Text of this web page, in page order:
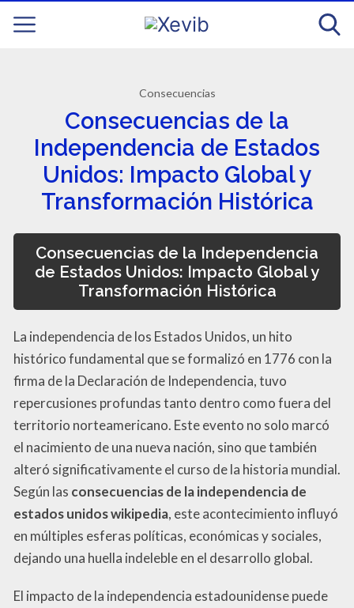
Consecuencias
Consecuencias de la
Independencia de Estados
Unidos: Impacto Global y
Transformación Histórica
Consecuencias de la Independencia
de Estados Unidos: Impacto Global y
Transformación Histórica
La independencia de los Estados Unidos, un hito
histórico fundamental que se formalizó en 1776 con la
firma de la Declaración de Independencia, tuvo
repercusiones profundas tanto dentro como fuera del
territorio norteamericano. Este evento no solo marcó
el nacimiento de una nueva nación, sino que también
alteró significativamente el curso de la historia mundial.
Según las consecuencias de la independencia de
estados unidos wikipedia, este acontecimiento influyó
en múltiples esferas políticas, económicas y sociales,
dejando una huella indeleble en el desarrollo global.
El impacto de la independencia estadounidense puede